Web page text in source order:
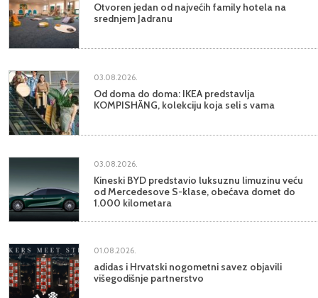
Otvoren jedan od najvećih family hotela na
srednjem Jadranu
03.08.2026.
Od doma do doma: IKEA predstavlja
KOMPISHÄNG, kolekciju koja seli s vama
03.08.2026.
Kineski BYD predstavio luksuznu limuzinu veću
od Mercedesove S-klase, obećava domet do
1.000 kilometara
01.08.2026.
adidas i Hrvatski nogometni savez objavili
višegodišnje partnerstvo